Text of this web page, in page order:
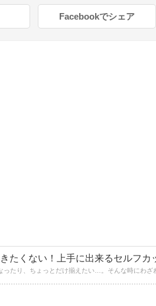
Facebookでシェア
たくない！上手に出来るセルフカ